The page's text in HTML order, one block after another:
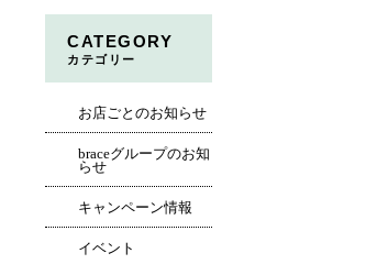
CATEGORY
カテゴリー
お店ごとのお知らせ
braceグループのお知
らせ
キャンペーン情報
イベント